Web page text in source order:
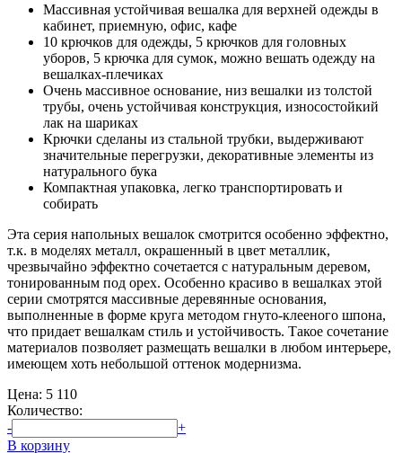
Массивная устойчивая вешалка для верхней одежды в
кабинет, приемную, офис, кафе
10 крючков для одежды, 5 крючков для головных
уборов, 5 крючка для сумок, можно вешать одежду на
вешалках-плечиках
Очень массивное основание, низ вешалки из толстой
трубы, очень устойчивая конструкция, износостойкий
лак на шариках
Крючки сделаны из стальной трубки, выдерживают
значительные перегрузки, декоративные элементы из
натурального бука
Компактная упаковка, легко транспортировать и
собирать
Эта серия напольных вешалок смотрится особенно эффектно,
т.к. в моделях металл, окрашенный в цвет металлик,
чрезвычайно эффектно сочетается с натуральным деревом,
тонированным под орех. Особенно красиво в вешалках этой
серии смотрятся массивные деревянные основания,
выполненные в форме круга методом гнуто-клееного шпона,
что придает вешалкам стиль и устойчивость. Такое сочетание
материалов позволяет размещать вешалки в любом интерьере,
имеющем хоть небольшой оттенок модернизма.
Цена: 5 110
Количество:
-
+
В корзину